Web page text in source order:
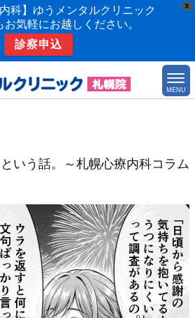
X
科】ゆうメンタルクリニック
気軽にお越しください。
診察申込
MENU
いう話。～札幌心療内科コラム